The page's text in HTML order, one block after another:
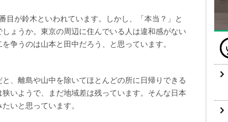
目が鈴木といわれています。しかし、「本当？」と
ょうか。東京の周辺に住んでいる人は違和感がない
争うのは山本と田中だろう、と思っています。
、離島や山中を除いてほとんどの所に日帰りできる
いようで、まだ地域差は残っています。そんな日本
いと思っています。